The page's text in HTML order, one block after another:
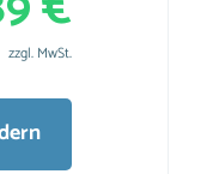
zzgl. MwSt.